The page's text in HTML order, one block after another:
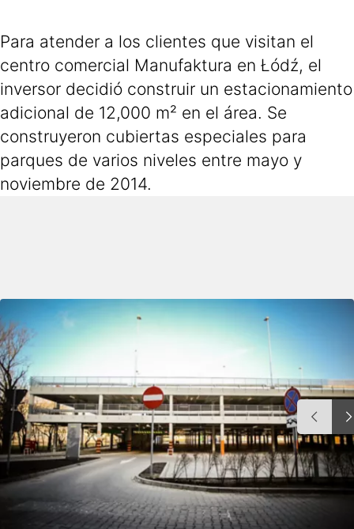
Para atender a los clientes que visitan el
centro comercial Manufaktura en Łódź, el
inversor decidió construir un estacionamiento
adicional de 12,000 m² en el área. Se
construyeron cubiertas especiales para
parques de varios niveles entre mayo y
noviembre de 2014.